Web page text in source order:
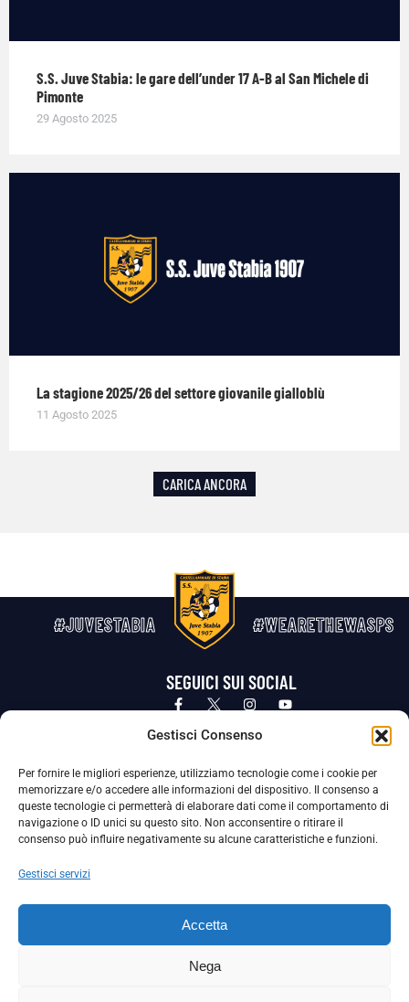
Gestisci Consenso
Per fornire le migliori esperienze, utilizziamo tecnologie come i cookie per
memorizzare e/o accedere alle informazioni del dispositivo. Il consenso a
queste tecnologie ci permetterà di elaborare dati come il comportamento di
navigazione o ID unici su questo sito. Non acconsentire o ritirare il
consenso può influire negativamente su alcune caratteristiche e funzioni.
Gestisci servizi
Accetta
Nega
S.S. Juve Stabia: le gare dell’under 17 A-B al San Michele di
Pimonte
29 Agosto 2025
La stagione 2025/26 del settore giovanile gialloblù
11 Agosto 2025
CARICA ANCORA
#JUVESTABIA #WEARETHEWASPS
SEGUICI SUI SOCIAL
Privacy Policy Cookie Policy
La Società ha nominato il Responsabile della Protezione dei Dati Personali (DPO), figura specializzata che vigila sulle modalità
adottate dalla nostra Società per tutelare i Suoi dati personali.
Per contattare il DPO può scrivere a
La Società ha inoltre adottato un proprio Codice Etico, consultabile al seguente link: